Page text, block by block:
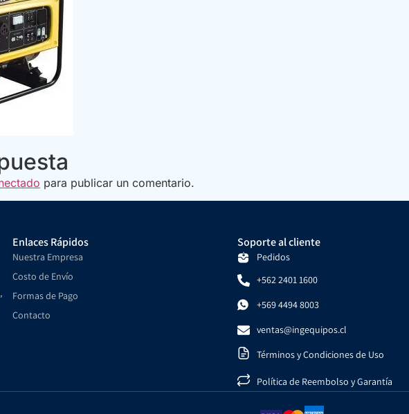
para publicar un comentario.
Enlaces Rápidos
Nuestra Empresa
Costo de Envío
Formas de Pago
Contacto
Soporte al cliente
Pedidos
+562 2401 1600
+569 4494 8003
ventas@ingequipos.cl
Términos y Condiciones de Uso
Política de Reembolso y Garantía